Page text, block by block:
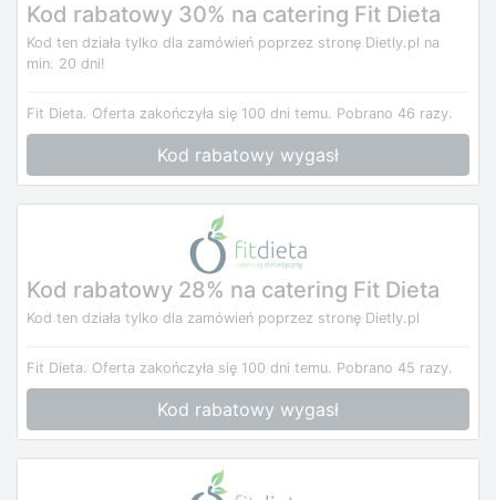
Kod rabatowy 30% na catering Fit Dieta
Kod ten działa tylko dla zamówień poprzez stronę Dietly.pl na
min. 20 dni!
Fit Dieta. Oferta zakończyła się 100 dni temu. Pobrano 46 razy.
Kod rabatowy wygasł
Kod rabatowy 28% na catering Fit Dieta
Kod ten działa tylko dla zamówień poprzez stronę Dietly.pl
Fit Dieta. Oferta zakończyła się 100 dni temu. Pobrano 45 razy.
Kod rabatowy wygasł